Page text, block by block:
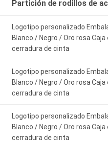
4's visual clarity is
smooth, and
the difference. No
sessions. Highly r
Partición de rodillos de
Logotipo personalizado
Blanco / Negro / Oro rosa
cerradura de cinta
Logotipo personalizado
Blanco / Negro / Oro rosa
cerradura de cinta
Logotipo personalizado
Blanco / Negro / Oro rosa
cerradura de cinta